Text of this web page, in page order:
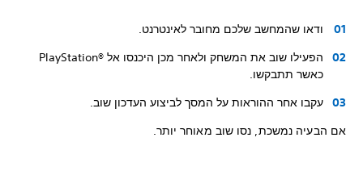
ודאו שהמחשב שלכם מחובר לאינטרנט.
הפעילו שוב את המשחק ולאחר מכן היכנסו אל PlayStation®‎
כאשר תתבקשו.
עקבו אחר ההוראות על המסך לביצוע העדכון שוב.
אם הבעיה נמשכת, נסו שוב מאוחר יותר.